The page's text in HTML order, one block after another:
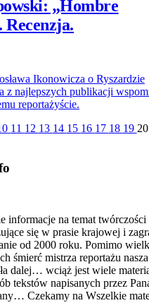
„Hombre
Recenzja.
Ikonowicza o Ryszardzie
z najlepszych publikacji
reportażyście.
11 12 13 14 15 16 17 18 19 20
informacje na temat twórczości
się w prasie krajowej i
od 2000 roku. Pomimo
śmierć mistrza reportażu
dalej… wciąż jest wiele
tekstów napisanych przez
Czekamy na Wszelkie